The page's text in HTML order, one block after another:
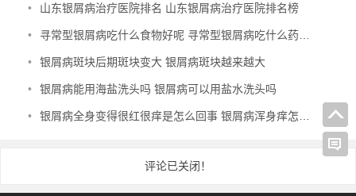
• 山东银屑病治疗医院排名 山东银屑病治疗医院排名榜
• 寻常型银屑病吃什么食物好呢 寻常型银屑病吃什么药效果好
• 银屑病斑块后期斑块变大 银屑病斑块越来越大
• 银屑病能用海盐洗头吗 银屑病可以用盐水洗头吗
• 银屑病全身变得很红很痒是怎么回事 银屑病浑身痒怎么办
评论已关闭！